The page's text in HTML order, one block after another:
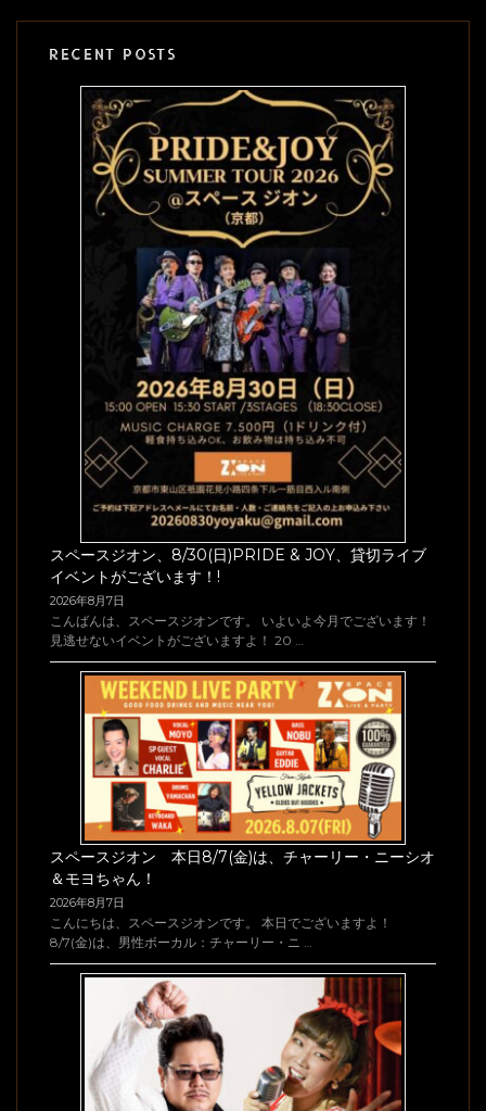
RECENT POSTS
スペースジオン、8/30(日)PRIDE & JOY、貸切ライブ
イベントがございます！!
2026年8月7日
こんばんは、スペースジオンです。 いよいよ今月でございます！
見逃せないイベントがございますよ！ 20 …
スペースジオン 本日8/7(金)は、チャーリー・ニーシオ
＆モヨちゃん！
2026年8月7日
こんにちは、スペースジオンです。 本日でございますよ！
8/7(金)は、男性ボーカル：チャーリー・ニ …